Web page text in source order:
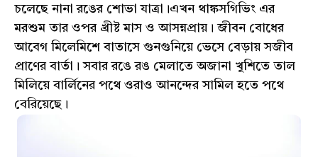
চলেছে নানা রঙের শোভা যাত্রা।এখন থাঙ্কসগিভিং এর
মরশুম তার ওপর খ্রীষ্ট মাস ও আসন্নপ্রায়। জীবন বোধের
আবেগ মিলেমিশে বাতাসে গুনগুনিয়ে ভেসে বেড়ায় সজীব
প্রাণের বার্তা। সবার রঙে রঙ মেলাতে অজানা খুশিতে তাল
মিলিয়ে বার্লিনের পথে ওরাও আনন্দের সামিল হতে পথে
বেরিয়েছে।